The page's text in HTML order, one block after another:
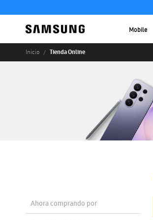
Mobile
Inicio Tienda Online
Ahora comprando por